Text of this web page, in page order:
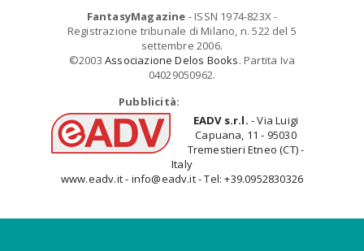
FantasyMagazine - ISSN 1974-823X -
Registrazione tribunale di Milano, n. 522 del 5
settembre 2006.
©2003 Associazione Delos Books. Partita Iva
04029050962.
Pubblicità:
EADV s.r.l. - Via Luigi
Capuana, 11 - 95030
Tremestieri Etneo (CT) -
Italy
www.eadv.it - info@eadv.it - Tel: +39.0952830326